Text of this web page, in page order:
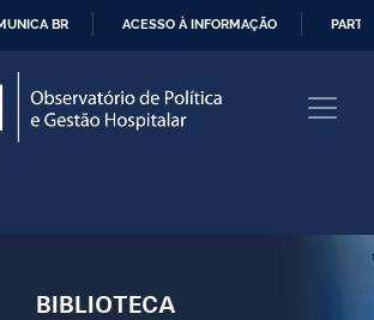
PARA
O
BR ACESSO À INFORMAÇÃO
BIBLIOTECA